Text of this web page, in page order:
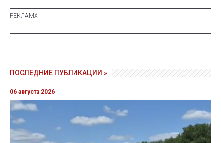
ПОСЛЕДНИЕ ПУБЛИКАЦИИ »
06 августа 2026